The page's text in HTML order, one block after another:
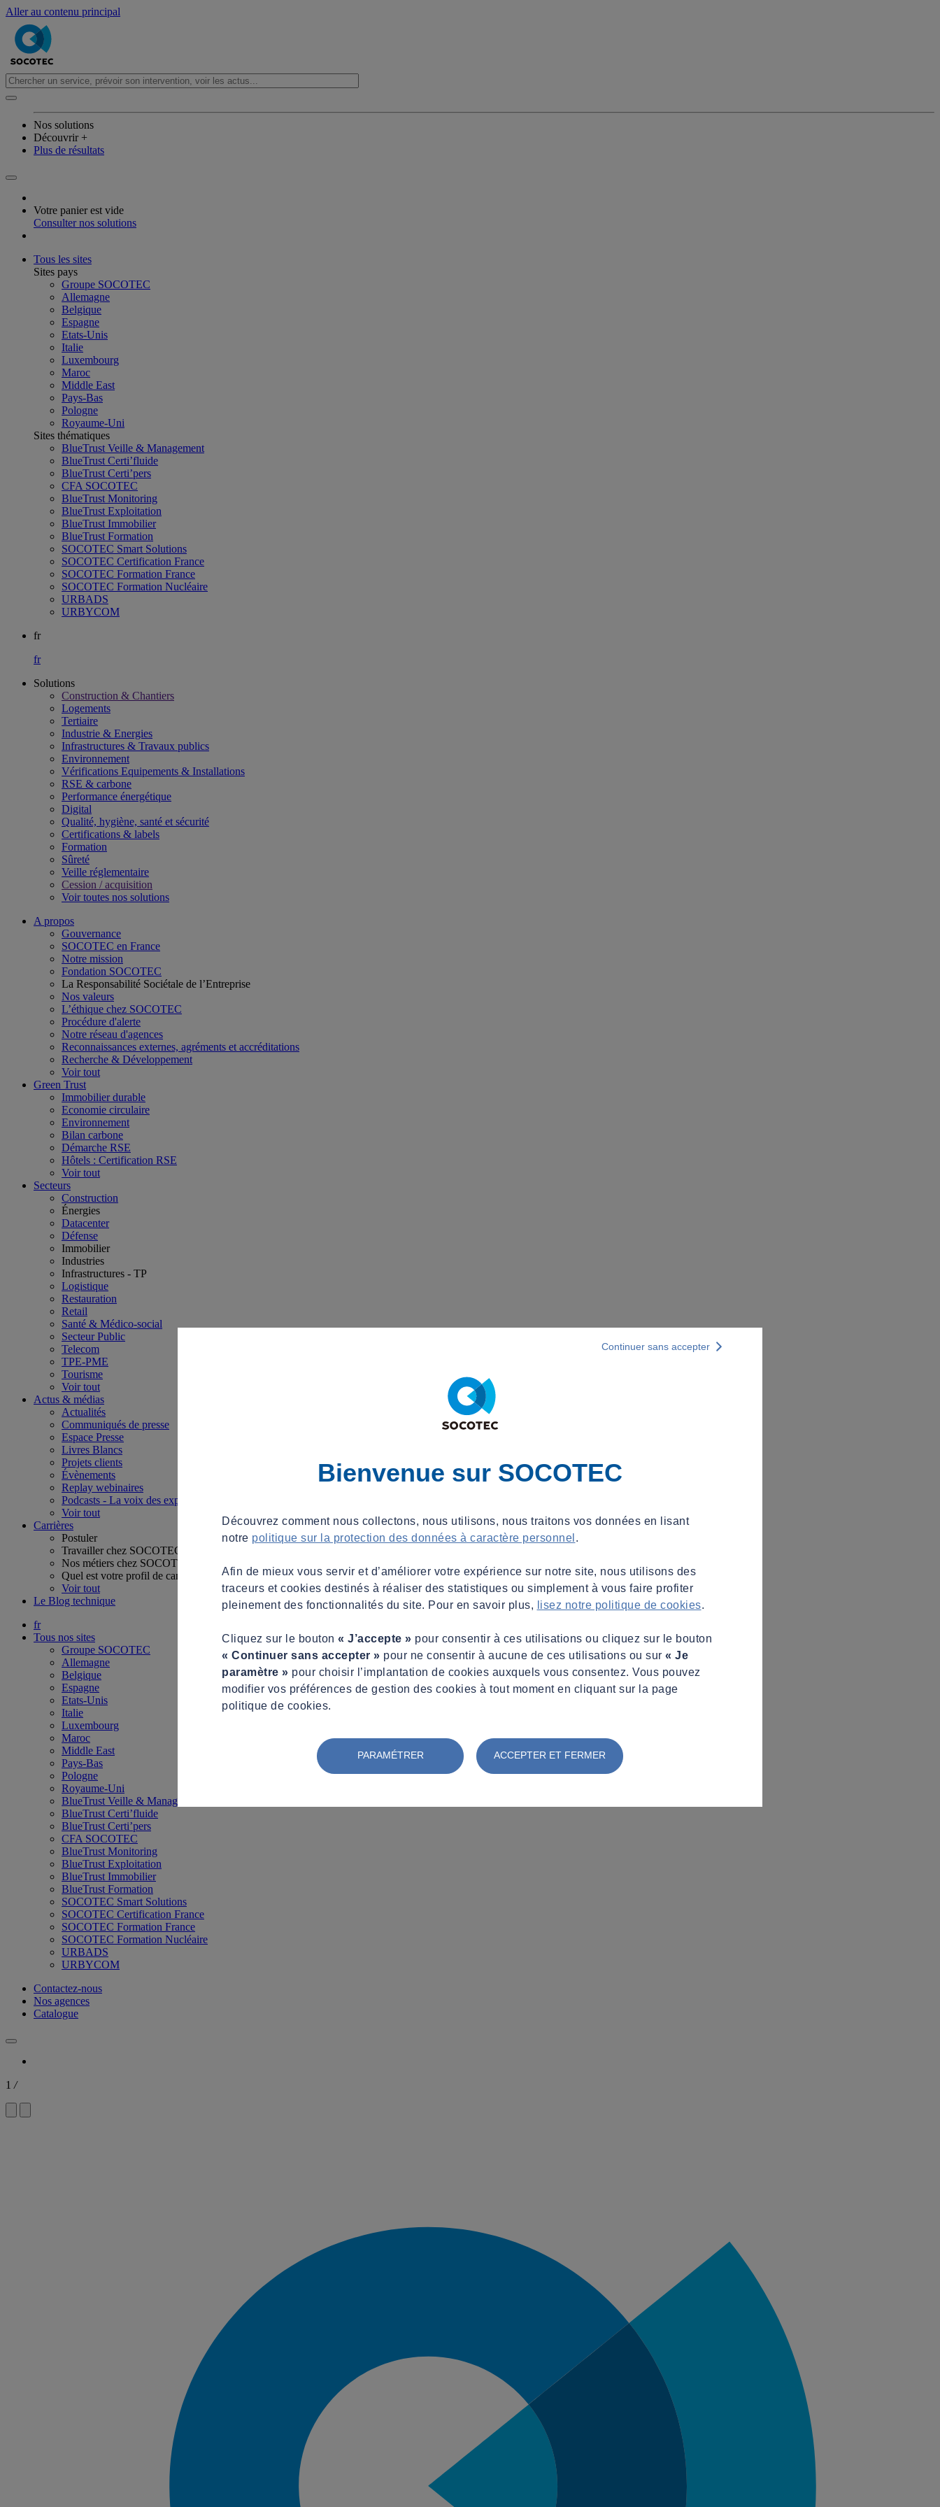
Aller au contenu principal
Nos solutions
Découvrir +
Plus de résultats
Votre panier est vide
Consulter nos solutions
Tous les sites
Sites pays
Groupe SOCOTEC
Allemagne
Belgique
Espagne
Etats-Unis
Italie
Luxembourg
Maroc
Middle East
Pays-Bas
Pologne
Royaume-Uni
Sites thématiques
BlueTrust Veille & Management
BlueTrust Certi’fluide
BlueTrust Certi’pers
CFA SOCOTEC
BlueTrust Monitoring
BlueTrust Exploitation
BlueTrust Immobilier
BlueTrust Formation
SOCOTEC Smart Solutions
SOCOTEC Certification France
SOCOTEC Formation France
SOCOTEC Formation Nucléaire
URBADS
URBYCOM
fr
fr
Solutions
Construction & Chantiers
Logements
Tertiaire​
Industrie & Energies
Infrastructures & Travaux publics​
Environnement​
Vérifications Equipements & Installations​
RSE & carbone​
Performance énergétique​
Digital
Qualité, hygiène, santé et sécurité​
Certifications & labels​
Formation​
Sûreté​
Veille réglementaire
Cession / acquisition​
Voir toutes nos solutions
A propos
Gouvernance
SOCOTEC en France
Notre mission
Fondation SOCOTEC
La Responsabilité Sociétale de l’Entreprise
Nos valeurs
L’éthique chez SOCOTEC
Procédure d'alerte
Notre réseau d'agences
Reconnaissances externes, agréments et accréditations
Recherche & Développement
Voir tout
Green Trust
Immobilier durable
Economie circulaire
Environnement
Bilan carbone
Démarche RSE
Hôtels : Certification RSE
Voir tout
Secteurs
Construction
Énergies
Datacenter
Défense
Immobilier
Industries
Infrastructures - TP
Logistique
Restauration
Retail
Santé & Médico-social
Secteur Public
Telecom
TPE-PME
Tourisme
Voir tout
Actus & médias
Actualités
Communiqués de presse
Espace Presse
Livres Blancs
Projets clients
Évènements
Replay webinaires
Podcasts - La voix des experts
Voir tout
Carrières
Postuler
Travailler chez SOCOTEC
Nos métiers chez SOCOTEC
Quel est votre profil de candidat ?
Voir tout
Le Blog technique
fr
Tous nos sites
Groupe SOCOTEC
Allemagne
Belgique
Espagne
Etats-Unis
Italie
Luxembourg
Maroc
Middle East
Pays-Bas
Pologne
Royaume-Uni
BlueTrust Veille & Management
BlueTrust Certi’fluide
BlueTrust Certi’pers
CFA SOCOTEC
BlueTrust Monitoring
BlueTrust Exploitation
BlueTrust Immobilier
BlueTrust Formation
SOCOTEC Smart Solutions
SOCOTEC Certification France
SOCOTEC Formation France
SOCOTEC Formation Nucléaire
URBADS
URBYCOM
Contactez-nous
Nos agences
Catalogue
1 /
Bienvenue sur SOCOTEC
Découvrez comment nous collectons, nous utilisons, nous traitons vos données en lisant
notre politique sur la protection des données à caractère personnel .
Afin de mieux vous servir et d’améliorer votre expérience sur notre site, nous utilisons des
traceurs et cookies destinés à réaliser des statistiques ou simplement à vous faire profiter
pleinement des fonctionnalités du site. Pour en savoir plus,
lisez notre politique de cookies.
Cliquez sur le bouton « J’accepte » pour consentir à ces utilisations ou cliquez sur le bouton
« Continuer sans accepter » pour ne consentir à aucune de ces utilisations ou sur « Je
paramètre » pour choisir l’implantation de cookies auxquels vous consentez. Vous pouvez
modifier vos préférences de gestion des cookies à tout moment en cliquant sur la page
politique de cookies.
PARAMÉTRER ACCEPTER ET FERMER
Continuer sans accepter